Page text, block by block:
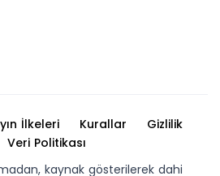
İlkeleri Kurallar
Gizlilik
Veri Politikası
kaynak gösterilerek dahi